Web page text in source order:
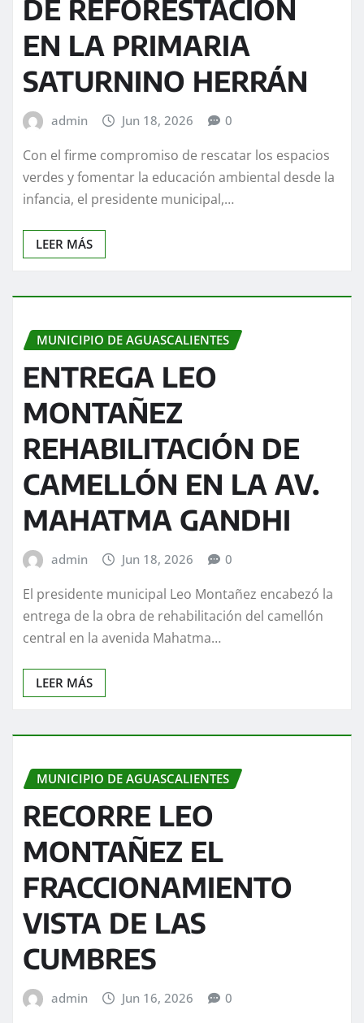
DE REFORESTACIÓN
EN LA PRIMARIA
SATURNINO HERRÁN
admin Jun 18, 2026 0
Con el firme compromiso de rescatar los espacios
verdes y fomentar la educación ambiental desde la
infancia, el presidente municipal,…
LEER MÁS
MUNICIPIO DE AGUASCALIENTES
ENTREGA LEO
MONTAÑEZ
REHABILITACIÓN DE
CAMELLÓN EN LA AV.
MAHATMA GANDHI
admin Jun 18, 2026 0
El presidente municipal Leo Montañez encabezó la
entrega de la obra de rehabilitación del camellón
central en la avenida Mahatma…
LEER MÁS
MUNICIPIO DE AGUASCALIENTES
RECORRE LEO
MONTAÑEZ EL
FRACCIONAMIENTO
VISTA DE LAS
CUMBRES
admin Jun 16, 2026 0